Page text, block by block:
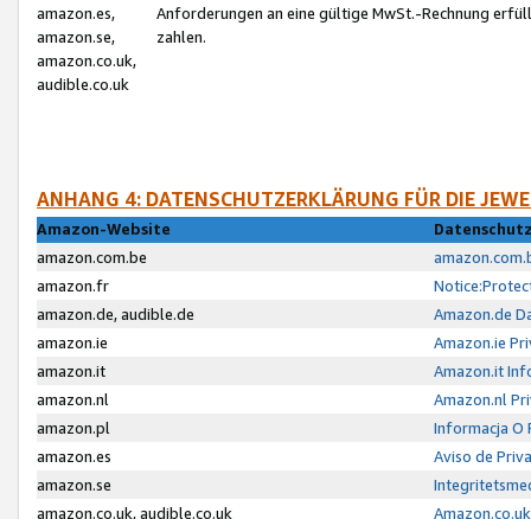
amazon.es,
amazon.se,
amazon.co.uk,
audible.co.uk
Anforderungen an eine gültige MwSt.-Rechnung
zahlen.
ANHANG 4: DATENSCHUTZERKLÄRUNG FÜR DIE
Amazon-Website
amazon.com.be
amazon.fr
amazon.de, audible.de
Amazon.de
amazon.ie
Amazon.ie
amazon.it
Amazon.it
amazon.nl
Amazon.nl
amazon.pl
Informacja O
amazon.es
Aviso de
amazon.se
amazon.co.uk, audible.co.uk